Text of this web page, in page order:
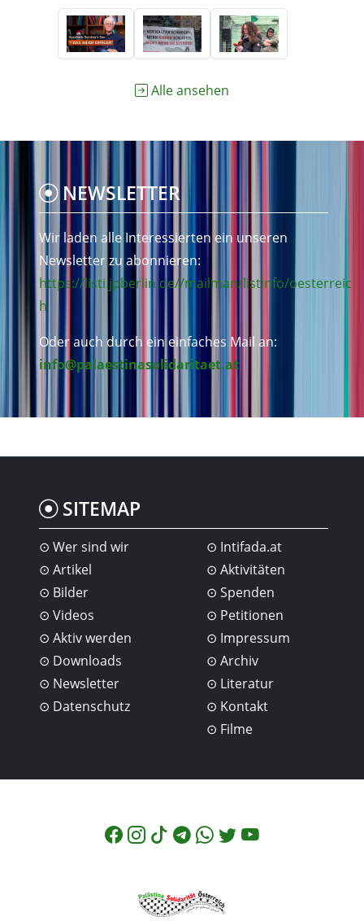
Alle ansehen
NEWSLETTER
Wir laden alle Interessierten ein unseren
Newsletter zu abonnieren:
https://listi.jpberlin.de//mailman/listinfo/oesterreic
h
Oder auch durch ein einfaches Mail an:
info@palaestinasolidaritaet.at
SITEMAP
Wer sind wir
Artikel
Bilder
Videos
Intifada.at
Aktivitäten
Spenden
Petitionen
Aktiv werden
Downloads
Newsletter
Datenschutz
Impressum
Archiv
Literatur
Kontakt
Filme